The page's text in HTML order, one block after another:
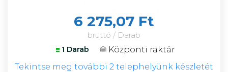
6 275,07 Ft
bruttó / Darab
1 Darab
Központi raktár
Tekintse meg további 2 telephelyünk készletét